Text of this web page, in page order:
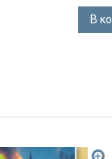
В